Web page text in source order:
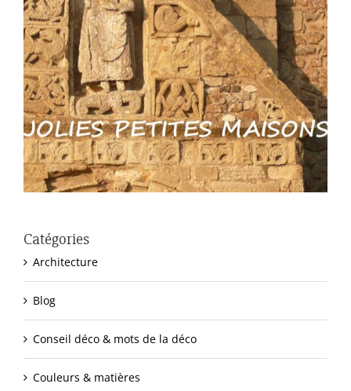
Catégories
Architecture
Blog
Conseil déco & mots de la déco
Couleurs & matières